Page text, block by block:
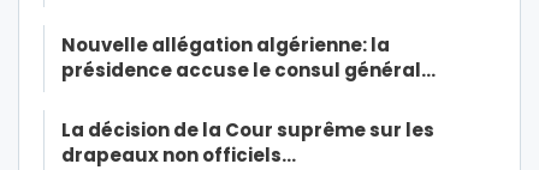
Nouvelle allégation algérienne: la
présidence accuse le consul général…
La décision de la Cour suprême sur les
drapeaux non officiels…